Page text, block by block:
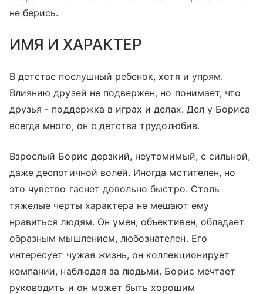
не берись.
ИМЯ И ХАРАКТЕР
В детстве послушный ребенок, хотя и упрям.
Влиянию друзей не подвержен, но понимает, что
друзья - поддержка в играх и делах. Дел у Бориса
всегда много, он с детства трудолюбив.
Взрослый Борис дерзкий, неутомимый, с сильной,
даже деспотичной волей. Иногда мстителен, но
это чувство гаснет довольно быстро. Столь
тяжелые черты характера не мешают ему
нравиться людям. Он умен, объективен, обладает
образным мышлением, любознателен. Его
интересует чужая жизнь, он коллекционирует
компании, наблюдая за людьми. Борис мечтает
руководить и он может быть хорошим